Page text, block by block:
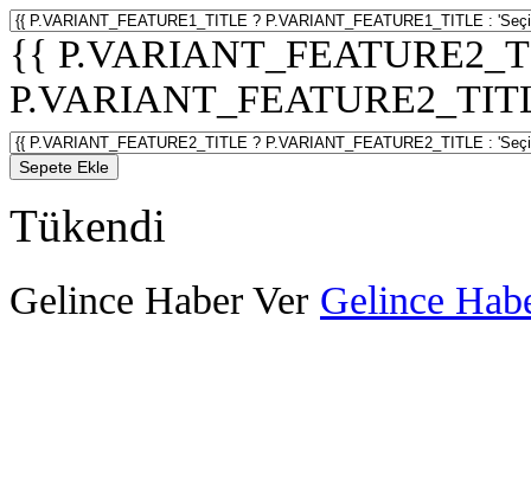
{{
Sepete Ekle
Tükendi
Gelince Haber Ver Gelince